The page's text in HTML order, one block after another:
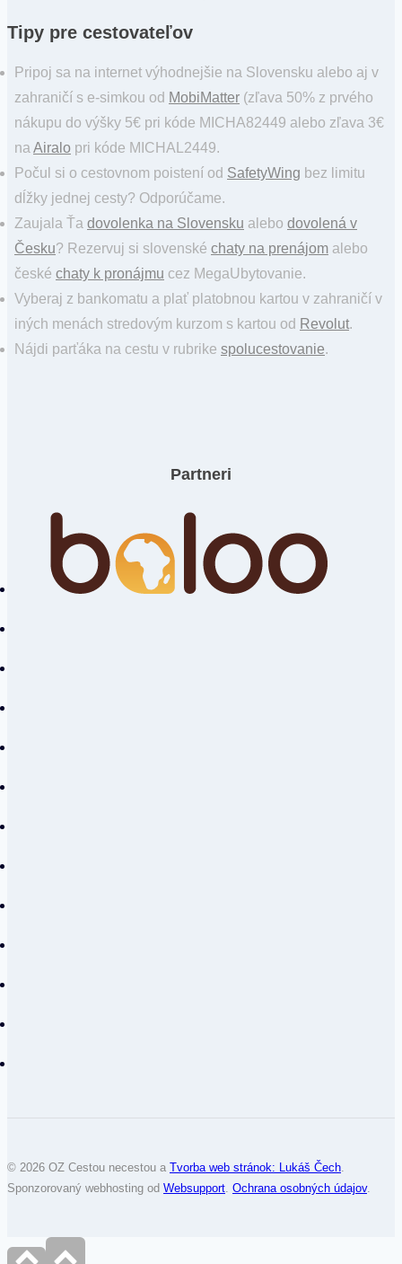
Tipy pre cestovateľov
Pripoj sa na internet výhodnejšie na Slovensku alebo aj v
zahraničí s e-simkou od MobiMatter (zľava 50% z prvého
nákupu do výšky 5€ pri kóde MICHA82449 alebo zľava 3€
na Airalo pri kóde MICHAL2449.
Počul si o cestovnom poistení od SafetyWing bez limitu
dĺžky jednej cesty? Odporúčame.
Zaujala Ťa dovolenka na Slovensku alebo dovolená v
Česku? Rezervuj si slovenské chaty na prenájom alebo
české chaty k pronájmu cez MegaUbytovanie.
Vyberaj z bankomatu a plať platobnou kartou v zahraničí v
iných menách stredovým kurzom s kartou od Revolut.
Nájdi parťáka na cestu v rubrike spolucestovanie.
Partneri
© 2026 OZ Cestou necestou a Tvorba web stránok: Lukáš Čech
Sponzorovaný webhosting od Websupport Ochrana osobných údajov.